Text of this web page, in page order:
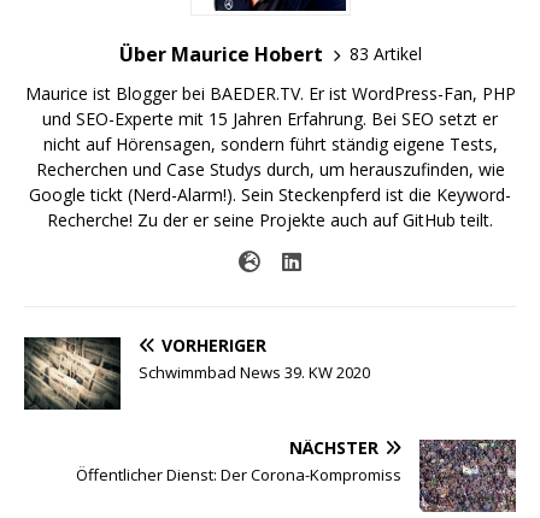
Über Maurice Hobert
83 Artikel
Maurice ist Blogger bei BAEDER.TV. Er ist WordPress-Fan, PHP
und SEO-Experte mit 15 Jahren Erfahrung. Bei SEO setzt er
nicht auf Hörensagen, sondern führt ständig eigene Tests,
Recherchen und Case Studys durch, um herauszufinden, wie
Google tickt (Nerd-Alarm!). Sein Steckenpferd ist die Keyword-
Recherche! Zu der er seine Projekte auch auf GitHub teilt.
VORHERIGER
Schwimmbad News 39. KW 2020
NÄCHSTER
Öffentlicher Dienst: Der Corona-Kompromiss